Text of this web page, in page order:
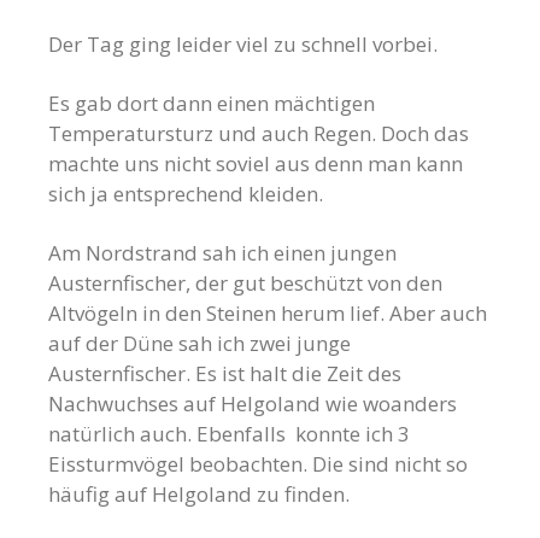
Der Tag ging leider viel zu schnell vorbei.
Es gab dort dann einen mächtigen
Temperatursturz und auch Regen. Doch das
machte uns nicht soviel aus denn man kann
sich ja entsprechend kleiden.
Am Nordstrand sah ich einen jungen
Austernfischer, der gut beschützt von den
Altvögeln in den Steinen herum lief. Aber auch
auf der Düne sah ich zwei junge
Austernfischer. Es ist halt die Zeit des
Nachwuchses auf Helgoland wie woanders
natürlich auch. Ebenfalls konnte ich 3
Eissturmvögel beobachten. Die sind nicht so
häufig auf Helgoland zu finden.